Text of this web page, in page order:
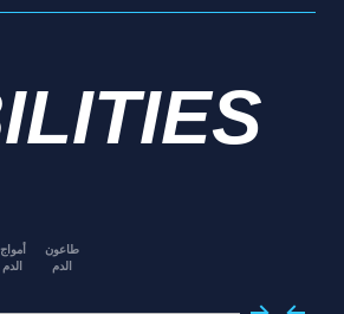
أمواج
الدم
طاعون
الدم